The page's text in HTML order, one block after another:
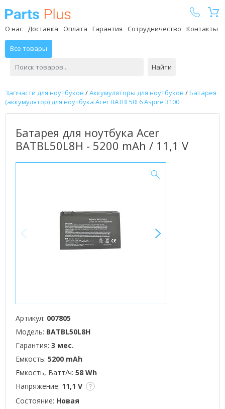
О нас Доставка Оплата Гарантия Сотрудничество Контакты
Все товары
Найти
Запчасти для ноутбуков /Аккумуляторы для ноутбуков /Батарея
(аккумулятор) для ноутбука Acer BATBL50L6 Aspire 3100
Батарея для ноутбука Acer
BATBL50L8H - 5200 mAh / 11,1 V
Артикул: 007805
Модель: BATBL50L8H
Гарантия: 3 мес.
Емкость: 5200 mAh
Емкость, Ватт/ч: 58 Wh
Напряжение: 11,1 V
Состояние: Новая